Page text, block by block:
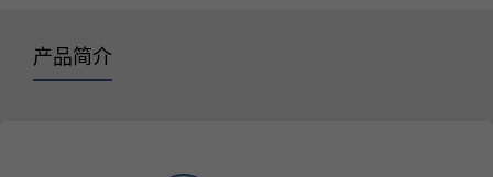
产品简介